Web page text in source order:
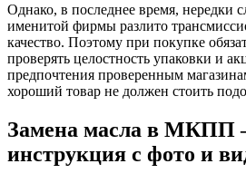
Однако, в последнее время, нередки
именитой фирмы разлито
качество. Поэтому при покупке
проверять целостность упаковки и
предпочтения проверенным
хороший товар не должен стоить
Замена масла в МКПП
инструкция с фото и